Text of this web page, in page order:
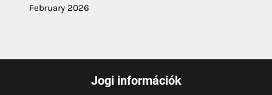
February 2026
Jogi információk